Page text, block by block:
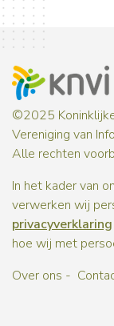
©2025
Vereniging van
Alle rechten
In het kader van
verwerken wij
privacyverklaring
hoe wij met
Over ons